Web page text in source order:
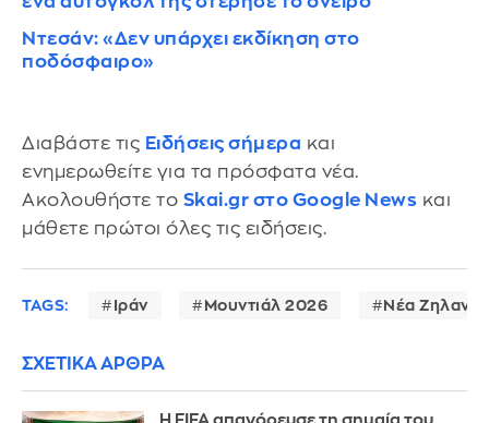
Ντεσάν: «Δεν υπάρχει εκδίκηση στο
ποδόσφαιρο»
Διαβάστε τις Ειδήσεις σήμερα και
ενημερωθείτε για τα πρόσφατα νέα.
Ακολουθήστε το Skai.gr στο Google News και
μάθετε πρώτοι όλες τις ειδήσεις.
TAGS: Ιράν Μουντιάλ 2026 Νέα
ΣΧΕΤΙΚΑ ΑΡΘΡΑ